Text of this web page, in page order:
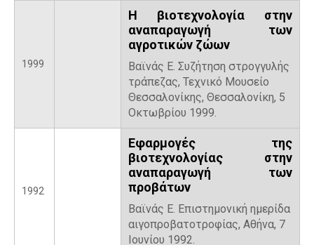
1999
Η βιοτεχνολογία στην
αναπαραγωγή των
αγροτικών ζώων
Βαϊνάς Ε. Συζήτηση στρογγυλής
τράπεζας, Τεχνικό Μουσείο
Θεσσαλονίκης, Θεσσαλονίκη, 5
Οκτωβρίου 1999.
1992
Εφαρμογές της
βιοτεχνολογίας στην
αναπαραγωγή των
προβάτων
Βαϊνάς Ε. Επιστημονική ημερίδα
αιγοπροβατοτροφίας, Αθήνα, 7
Ιουνίου 1992.